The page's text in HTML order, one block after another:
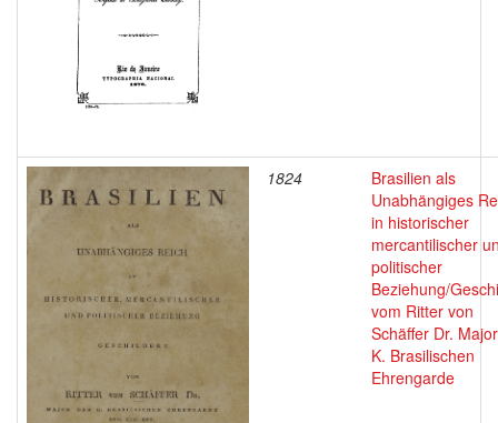
1824
Brasilien als
Unabhängiges
in historischer
mercantilischer
politischer
Beziehung/
vom Ritter von
Schäffer Dr.
K. Brasilischen
Ehrengarde